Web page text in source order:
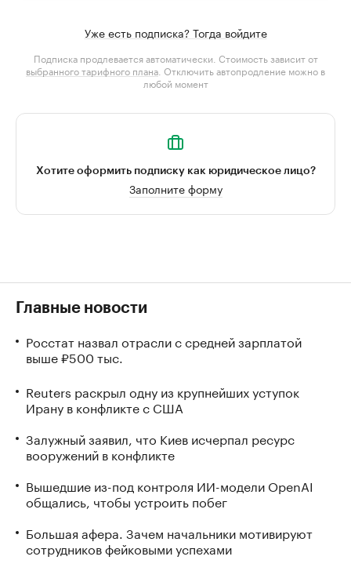
Уже есть подписка? Тогда войдите
Подписка продлевается автоматически. Стоимость зависит от
выбранного тарифного плана . Отключить автопродление можно в
любой момент
Хотите оформить подписку как юридическое лицо?
Заполните форму
Главные новости
Росстат назвал отрасли с средней зарплатой
выше ₽500 тыс.
Reuters раскрыл одну из крупнейших уступок
Ирану в конфликте с США
Залужный заявил, что Киев исчерпал ресурс
вооружений в конфликте
Вышедшие из-под контроля ИИ-модели OpenAI
общались, чтобы устроить побег
Большая афера. Зачем начальники мотивируют
сотрудников фейковыми успехами